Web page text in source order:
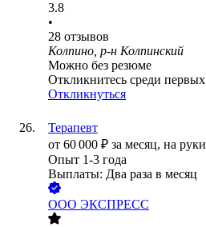
3.8
•
28 отзывов
Колпино, р-н Колпинский
Можно без резюме
Откликнитесь среди первых
Откликнуться
Терапевт
от 60 000 ₽ за месяц, на руки
Опыт 1-3 года
Выплаты: Два раза в месяц
ООО ЭКСПРЕСС